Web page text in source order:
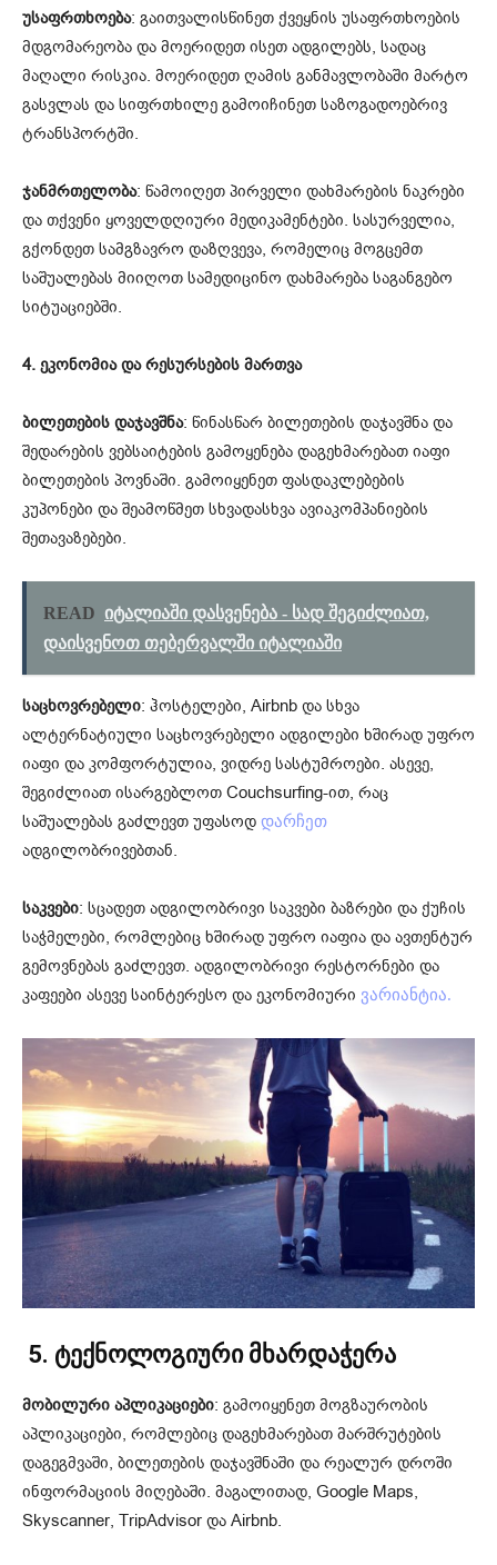
უსაფრთხოება: გაითვალისწინეთ ქვეყნის უსაფრთხოების
მდგომარეობა და მოერიდეთ ისეთ ადგილებს, სადაც
მაღალი რისკია. მოერიდეთ ღამის განმავლობაში მარტო
გასვლას და სიფრთხილე გამოიჩინეთ საზოგადოებრივ
ტრანსპორტში.
ჯანმრთელობა: წამოიღეთ პირველი დახმარების ნაკრები
და თქვენი ყოველდღიური მედიკამენტები. სასურველია,
გქონდეთ სამგზავრო დაზღვევა, რომელიც მოგცემთ
საშუალებას მიიღოთ სამედიცინო დახმარება საგანგებო
სიტუაციებში.
4. ეკონომია და რესურსების მართვა
ბილეთების დაჯავშნა: წინასწარ ბილეთების დაჯავშნა და
შედარების ვებსაიტების გამოყენება დაგეხმარებათ იაფი
ბილეთების პოვნაში. გამოიყენეთ ფასდაკლებების
კუპონები და შეამოწმეთ სხვადასხვა ავიაკომპანიების
შეთავაზებები.
READ იტალიაში დასვენება - სად შეგიძლიათ,
დაისვენოთ თებერვალში იტალიაში
საცხოვრებელი: ჰოსტელები, Airbnb და სხვა
ალტერნატიული საცხოვრებელი ადგილები ხშირად უფრო
იაფი და კომფორტულია, ვიდრე სასტუმროები. ასევე,
შეგიძლიათ ისარგებლოთ Couchsurfing-ით, რაც
საშუალებას გაძლევთ უფასოდ დარჩეთ
ადგილობრივებთან.
საკვები: სცადეთ ადგილობრივი საკვები ბაზრები და ქუჩის
საჭმელები, რომლებიც ხშირად უფრო იაფია და ავთენტურ
გემოვნებას გაძლევთ. ადგილობრივი რესტორნები და
კაფეები ასევე საინტერესო და ეკონომიური ვარიანტია.
5. ტექნოლოგიური მხარდაჭერა
მობილური აპლიკაციები: გამოიყენეთ მოგზაურობის
აპლიკაციები, რომლებიც დაგეხმარებათ მარშრუტების
დაგეგმვაში, ბილეთების დაჯავშნაში და რეალურ დროში
ინფორმაციის მიღებაში. მაგალითად, Google Maps,
Skyscanner, TripAdvisor და Airbnb.